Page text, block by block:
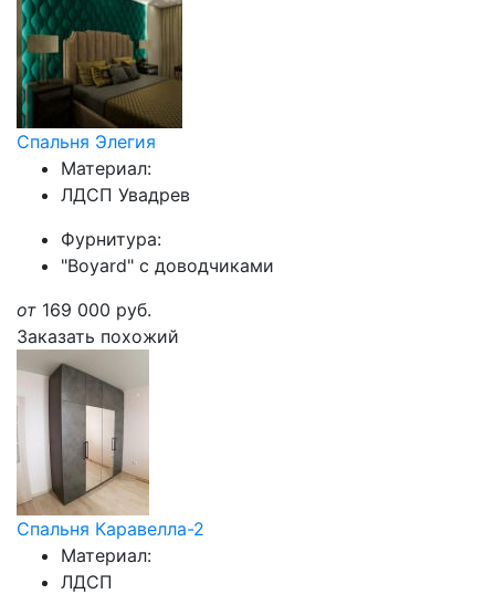
Спальня Элегия
Материал:
ЛДСП Увадрев
Фурнитура:
"Boyard" с доводчиками
от 169 000 руб.
Заказать похожий
Спальня Каравелла-2
Материал:
ЛДСП